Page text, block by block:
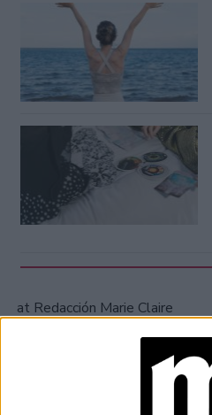
at Redacción Marie Claire
GALERÍA DE IMÁGENES